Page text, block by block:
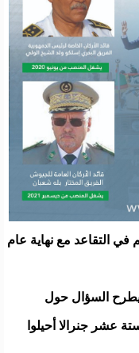
في التقاعد مع نهاية عام
يطرح السؤال حول
عشر جنرالا أحيلوا